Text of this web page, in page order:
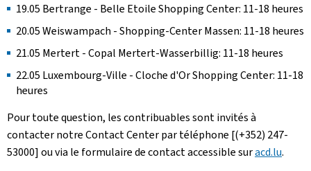
19.05 Bertrange - Belle Etoile Shopping Center: 11-18 heures
20.05 Weiswampach - Shopping-Center Massen: 11-18 heures
21.05 Mertert - Copal Mertert-Wasserbillig: 11-18 heures
22.05 Luxembourg-Ville - Cloche d'Or Shopping Center: 11-18
heures
Pour toute question, les contribuables sont invités à
contacter notre Contact Center par téléphone [(+352) 247-
53000] ou via le formulaire de contact accessible suracd.lu.